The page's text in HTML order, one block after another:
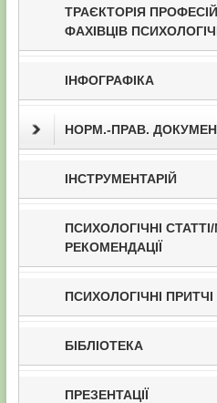
ТРАЄКТОРІЯ
ФАХІВЦІВ
ІНФОГРАФІКА
НОРМ.-ПРАВ.
ІНСТРУМЕНТАРІЙ
ПСИХОЛОГІЧНІ
РЕКОМЕНДАЦІЇ
ПСИХОЛОГІЧНІ ПРИТЧІ
БІБЛІОТЕКА
ПРЕЗЕНТАЦІЇ